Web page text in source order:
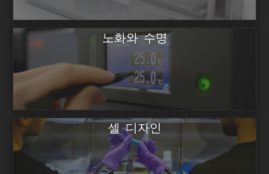
노화와 수명
셀 디자인